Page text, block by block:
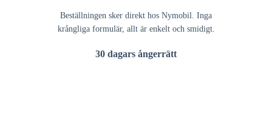
Beställningen sker direkt hos Nymobil. Inga
krångliga formulär, allt är enkelt och smidigt.
30 dagars ångerrätt